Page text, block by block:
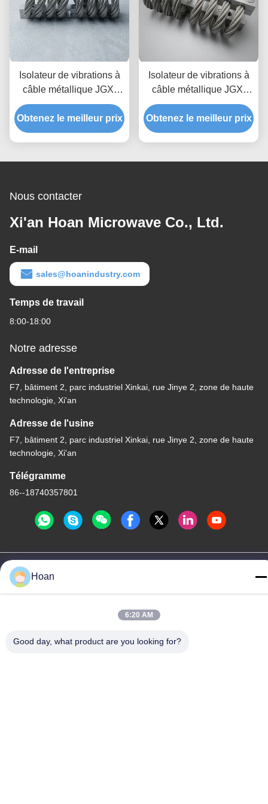
Isolateur de vibrations à
câble métallique JGX-
2228D-860B, prototypage
rapide, assemblage
rapide, support antichoc
Obtenez le meilleur prix
Isolateur de vibrations à
câble métallique JGX-
1598D-515B offrant une
capacité de charge
évolutive et une isolation
Obtenez le meilleur prix
Nous contacter
Xi'an Hoan Microwave Co., Ltd.
E-mail
sales@hoanindustry.com
Temps de travail
8:00-18:00
Notre adresse
Adresse de l'entreprise
F7, bâtiment 2, parc industriel Xinkai, rue Jinye 2, zone de haute
technologie, Xi'an
Adresse de l'usine
F7, bâtiment 2, parc industriel Xinkai, rue Jinye 2, zone de haute
technologie, Xi'an
Télégramme
86--18740357801
Chine Bonne qualité Amortisseur de vibration de câble métallique
Le fournisseur. 2024-2026 Xi'an Hoan Microwave Co., Ltd. . Tous
droits réservés.
Hoan
6:20 AM
Good day, what product are you looking for?